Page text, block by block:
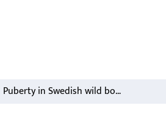
Puberty in Swedish wild boar subjected to supplementary feeding